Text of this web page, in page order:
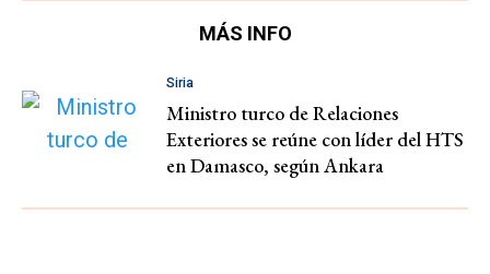
MÁS INFO
Siria
Ministro turco de Relaciones
Exteriores se reúne con líder del HTS
en Damasco, según Ankara